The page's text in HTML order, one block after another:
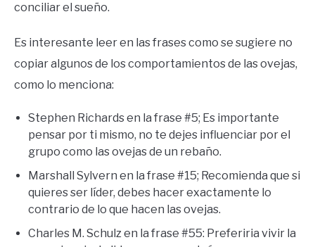
conciliar el sueño.
Es interesante leer en las frases como se sugiere no
copiar algunos de los comportamientos de las ovejas,
como lo menciona:
Stephen Richards en la frase #5; Es importante
pensar por ti mismo, no te dejes influenciar por el
grupo como las ovejas de un rebaño.
Marshall Sylvern en la frase #15; Recomienda que si
quieres ser líder, debes hacer exactamente lo
contrario de lo que hacen las ovejas.
Charles M. Schulz en la frase #55: Preferiria vivir la